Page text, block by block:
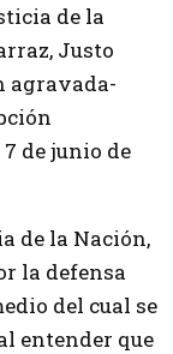
de la
Justo
agravada-
de junio de
de la Nación,
la defensa
del cual se
entender que